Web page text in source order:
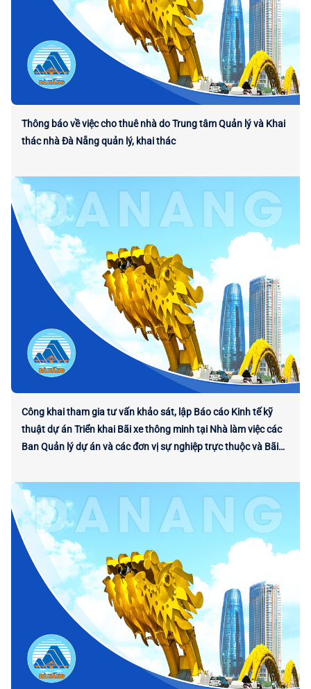
Thông báo về việc cho thuê nhà do Trung tâm Quản lý và Khai
thác nhà Đà Nẵng quản lý, khai thác
Công khai tham gia tư vấn khảo sát, lập Báo cáo Kinh tế kỹ
thuật dự án Triển khai Bãi xe thông minh tại Nhà làm việc các
Ban Quản lý dự án và các đơn vị sự nghiệp trực thuộc và Bãi